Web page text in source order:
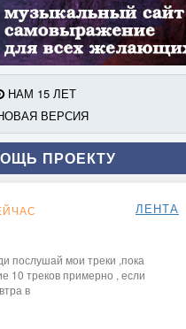
НАМ 15 ЛЕТ
ВЕРСИЯ
ПРОЕКТУ
ЛЕНТА
послушай мои треки ,пока
10 треков примерно , если
в